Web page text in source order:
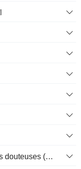
Provision cumulée pour créances douteuses (Supple)